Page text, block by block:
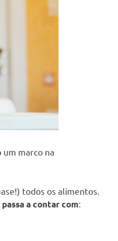
um marco na
todos os alimentos.
a contar com: